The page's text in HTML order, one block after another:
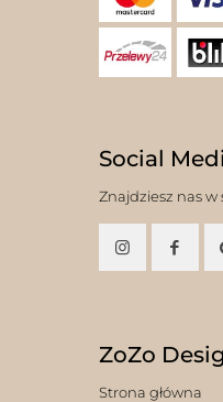
Social
Znajdziesz nas w
ZoZo
Strona główna